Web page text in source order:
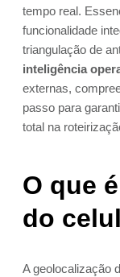
tempo real.
funcionalidade
triangulação de
inteligência
externas,
passo para
total na
O que
do
A geolocalização